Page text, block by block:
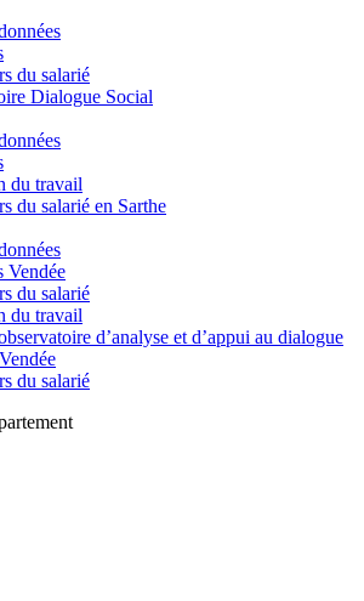
du salarié
Dialogue Social
du travail
du salarié en Sarthe
Vendée
du salarié
du travail
d’analyse et d’appui au dialogue
du salarié